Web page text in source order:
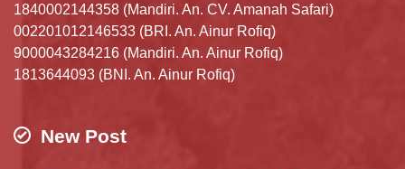
1840002144358 (Mandiri. An. CV. Amanah Safari)
002201012146533 (BRI. An. Ainur Rofiq)
9000043284216 (Mandiri. An. Ainur Rofiq)
1813644093 (BNI. An. Ainur Rofiq)
New Post